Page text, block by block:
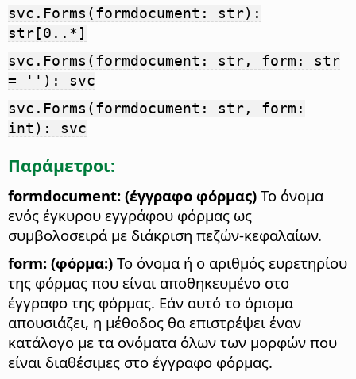
svc.Forms(formdocument: str):
str[0..*]
svc.Forms(formdocument: str, form: str
= ''): svc
svc.Forms(formdocument: str, form:
int): svc
Παράμετροι:
formdocument: (έγγραφο φόρμας) Το όνομα
ενός έγκυρου εγγράφου φόρμας ως
συμβολοσειρά με διάκριση πεζών-κεφαλαίων.
form: (φόρμα:) Το όνομα ή ο αριθμός ευρετηρίου
της φόρμας που είναι αποθηκευμένο στο
έγγραφο της φόρμας. Εάν αυτό το όρισμα
απουσιάζει, η μέθοδος θα επιστρέψει έναν
κατάλογο με τα ονόματα όλων των μορφών που
είναι διαθέσιμες στο έγγραφο φόρμας.